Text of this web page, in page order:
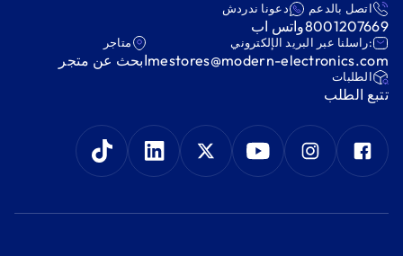
اتصل بالدعم
8001207669
دعونا ندردش
واتس اب
:راسلنا عبر البريد الإلكتروني
mestores@modern-electronics.com
متاجر
ابحث عن متجر
‫الطلبات‬
‫تتبع الطلب‬